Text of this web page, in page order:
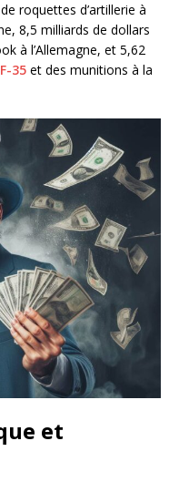
roquettes d’artillerie à
8,5 milliards de dollars
à l’Allemagne, et 5,62
F-35 et des munitions à la
et